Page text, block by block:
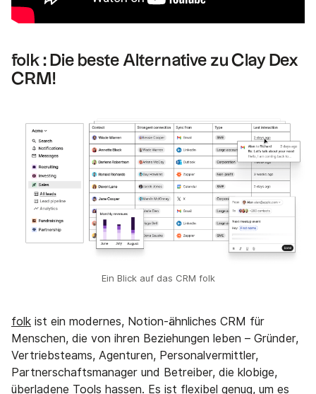
folk : Die beste Alternative zu Clay Dex
CRM!
Ein Blick auf das CRM folk
folk ist ein modernes, Notion-ähnliches CRM für
Menschen, die von ihren Beziehungen leben – Gründer,
Vertriebsteams, Agenturen, Personalvermittler,
Partnerschaftsmanager und Betreiber, die klobige,
überladene Tools hassen. Es ist flexibel genug, um es